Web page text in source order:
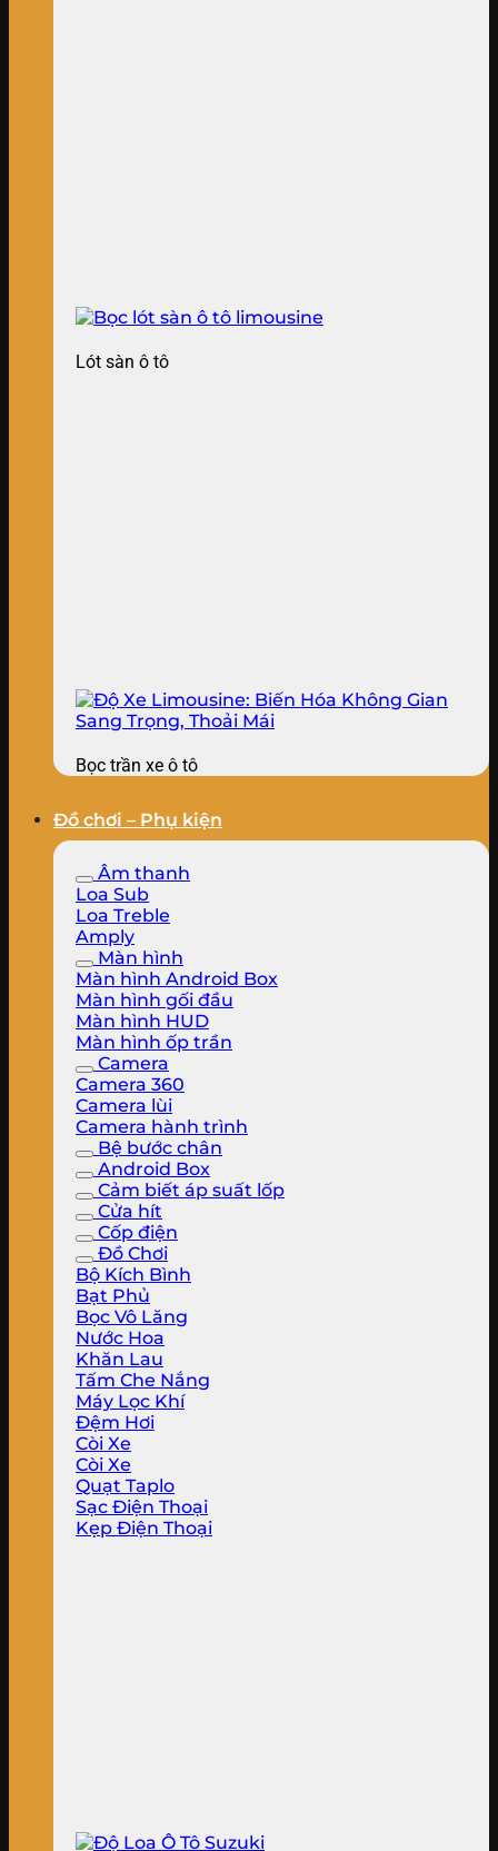
Lót sàn ô tô
Bọc trần xe ô tô
Đồ chơi – Phụ kiện
Âm thanh
Loa Sub
Loa Treble
Amply
Màn hình
Màn hình Android Box
Màn hình gối đầu
Màn hình HUD
Màn hình ốp trần
Camera
Camera 360
Camera lùi
Camera hành trình
Bệ bước chân
Android Box
Cảm biết áp suất lốp
Cửa hít
Cốp điện
Đồ Chơi
Bộ Kích Bình
Bạt Phủ
Bọc Vô Lăng
Nước Hoa
Khăn Lau
Tấm Che Nắng
Máy Lọc Khí
Đệm Hơi
Còi Xe
Còi Xe
Quạt Taplo
Sạc Điện Thoại
Kẹp Điện Thoại